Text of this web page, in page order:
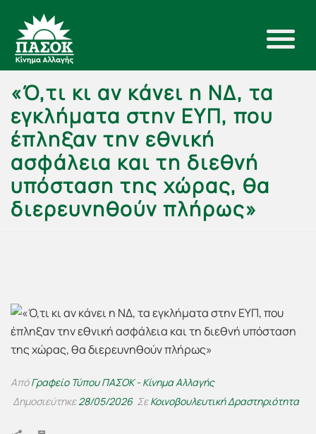
«Ό,τι κι αν κάνει η ΝΔ, τα
εγκλήματα στην ΕΥΠ, που
έπληξαν την εθνική
ασφάλεια και τη διεθνή
υπόσταση της χώρας, θα
διερευνηθούν πλήρως»
ΑπόΓραφείο Τύπου ΠΑΣΟΚ - Κίνημα Αλλαγής
Δημοσιεύτηκε28/05/2026 ΣεΚοινοβουλευτική Δραστηριότητα